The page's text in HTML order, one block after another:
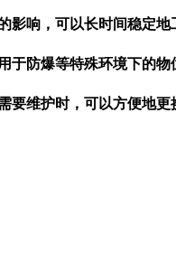
响，可以长时间稳定地
防爆等特殊环境下的物
维护时，可以方便地更